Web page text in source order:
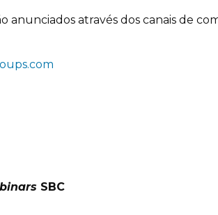
anunciados através dos canais de
SBC